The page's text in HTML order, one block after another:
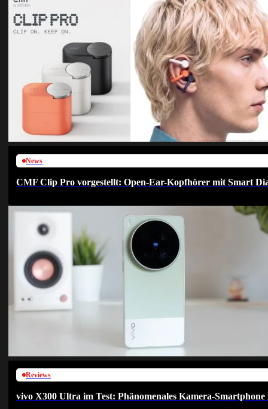
News
CMF Clip Pro vorgestellt: Open-Ear-Kopfhörer mit Smart
Reviews
vivo X300 Ultra im Test: Phänomenales Kamera-